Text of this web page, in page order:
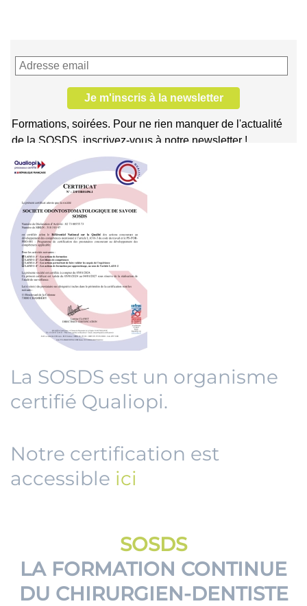
La SOSDS est un organisme
certifié Qualiopi.
Notre certification est
accessible ici
SOSDS
LA FORMATION CONTINUE
DU CHIRURGIEN-DENTISTE